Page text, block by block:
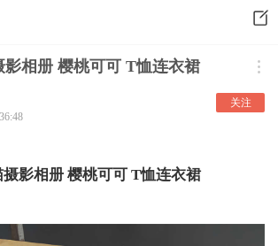
相册 樱桃可可 T恤连衣裙
关注
影相册 樱桃可可 T恤连衣裙